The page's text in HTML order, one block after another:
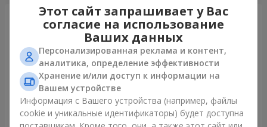
Этот сайт запрашивает у Вас
согласие на использование
Ваших данных
Персонализированная реклама и контент,
аналитика, определение эффективности
Хранение и/или доступ к информации на
Вашем устройстве
Информация с Вашего устройства (например, файлы
cookie и уникальные идентификаторы) будет доступна